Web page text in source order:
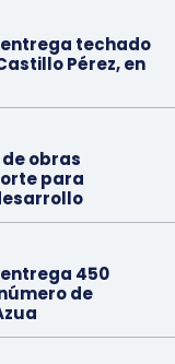
techado
Pérez, en
obras
para
450
de